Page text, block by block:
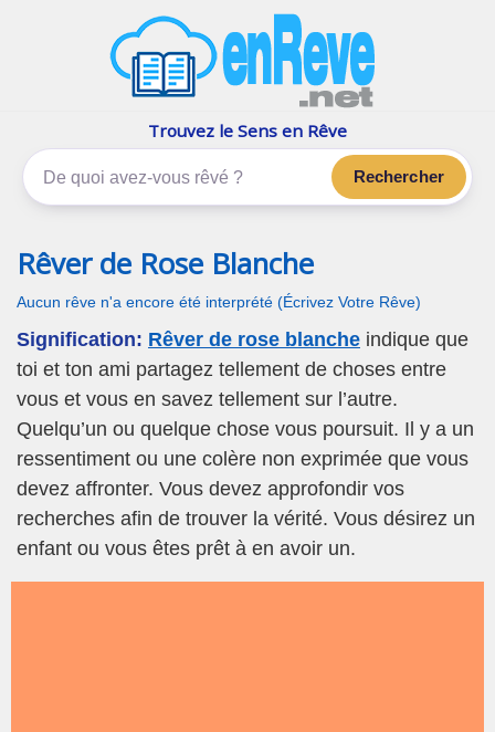
Les rêves, c'est plus que çaTrouvez le Sens en Rêve
Rechercher
Rêver de Rose Blanche
Aucun rêve n'a encore été interprété (Écrivez Votre Rêve)
Signification: Rêver de rose blanche indique que
toi et ton ami partagez tellement de choses entre
vous et vous en savez tellement sur l’autre.
Quelqu’un ou quelque chose vous poursuit. Il y a un
ressentiment ou une colère non exprimée que vous
devez affronter. Vous devez approfondir vos
recherches afin de trouver la vérité. Vous désirez un
enfant ou vous êtes prêt à en avoir un.